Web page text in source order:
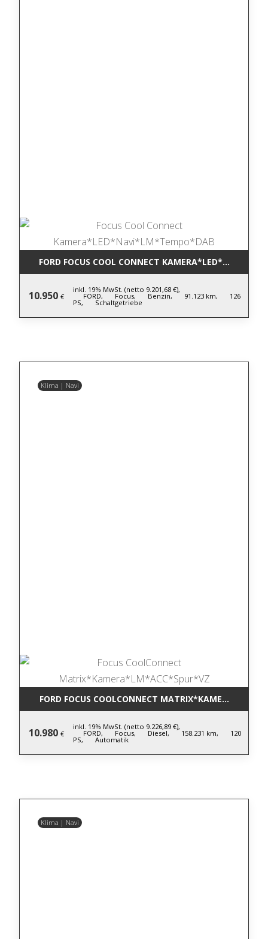
FORD FOCUS COOL CONNECT
10.950 €
inkl. 19% MwSt. (netto 9.201,68 €),
FORD, Focus, Benzin, 91.123 km, 126
PS, Schaltgetriebe
Klima | Navi
FORD FOCUS COOLCONNECT
10.980 €
inkl. 19% MwSt. (netto 9.226,89 €),
FORD, Focus, Diesel, 158.231 km, 120
PS, Automatik
Klima | Navi